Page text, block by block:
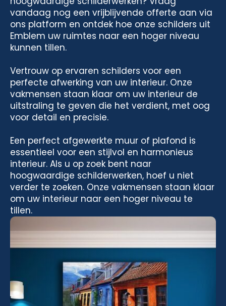
vandaag nog een vrijblijvende offerte aan via
ons platform en ontdek hoe onze schilders uit
Emblem uw ruimtes naar een hoger niveau
kunnen tillen.
Vertrouw op ervaren schilders voor een
perfecte afwerking van uw interieur. Onze
vakmensen staan klaar om uw interieur de
uitstraling te geven die het verdient, met oog
voor detail en precisie.
Een perfect afgewerkte muur of plafond is
essentieel voor een stijlvol en harmonieus
interieur. Als u op zoek bent naar
hoogwaardige schilderwerken, hoef u niet
verder te zoeken. Onze vakmensen staan klaar
om uw interieur naar een hoger niveau te
tillen.